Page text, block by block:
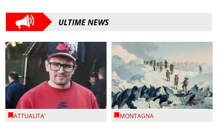
ULTIME NEWS
ATTUALITA' MONTAGNA